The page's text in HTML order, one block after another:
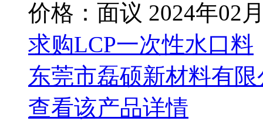
价格：面议 2024年02
求购LCP一次性水口料
东莞市磊硕新材料有限
查看该产品详情